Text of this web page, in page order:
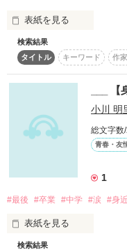
表紙を見る
人を好きになったことが
ない七海。
いつも友達と遊んでば
あることがきっかけで
彼女《七海》に好きな人
検索結果
タイトル
キーワード 作
___
小川 明
総文字数
青春・友
1
#最後 #卒業 #中学 #涙 #身近
表紙を見る
最後って、色々あります
検索結果